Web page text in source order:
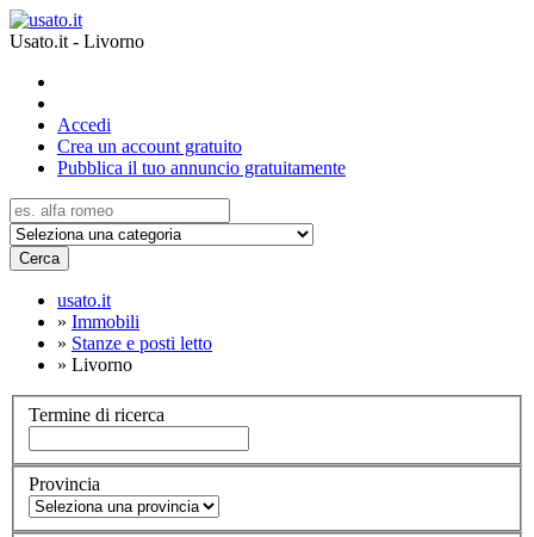
Usato.it - Livorno
Accedi
Crea un account gratuito
Pubblica il tuo annuncio gratuitamente
Cerca
usato.it
» Immobili
» Stanze e posti letto
» Livorno
Termine di ricerca
Provincia